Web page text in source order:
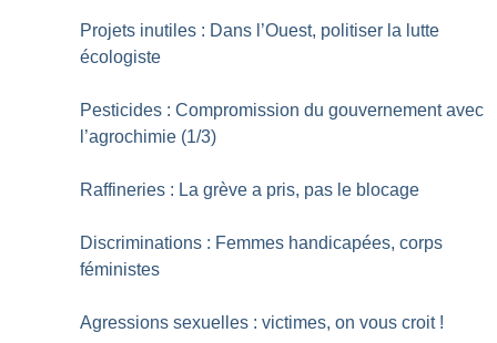
Projets inutiles : Dans l’Ouest, politiser la lutte
écologiste
Pesticides : Compromission du gouvernement avec
l’agrochimie (1/3)
Raffineries : La grève a pris, pas le blocage
Discriminations : Femmes handicapées, corps
féministes
Agressions sexuelles : victimes, on vous croit !